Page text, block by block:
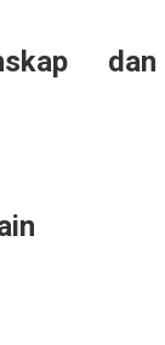
dan